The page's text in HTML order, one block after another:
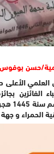
حسن بوفوس
الفائزين
الحمراء و